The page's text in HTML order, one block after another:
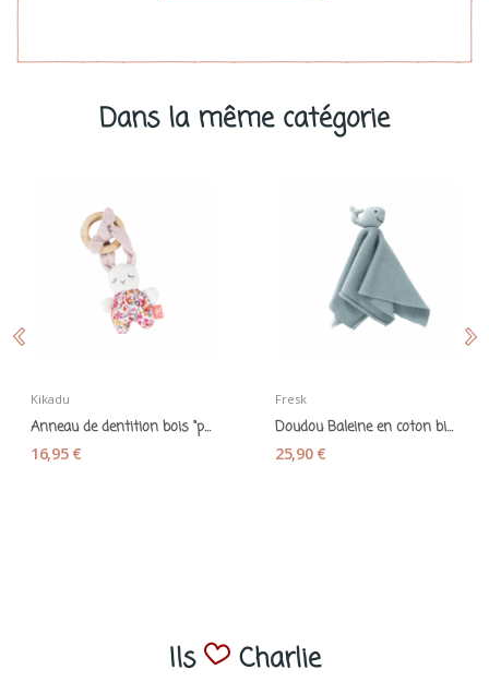
Dans la même catégorie
Kikadu
Anneau de dentition bois "petit Lapin " liberty...
16,95 €
Fresk
Doudou Baleine en coton bio bleu - Fresk
25,90 €
Ils Charlie